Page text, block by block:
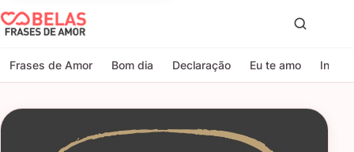
Belas Frases de Amor
Frases de Amor Bom dia Declaração Eu te amo